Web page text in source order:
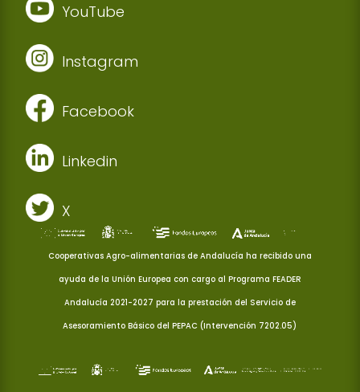
YouTube
Instagram
Facebook
Linkedin
X
Cooperativas Agro-alimentarias de Andalucía ha recibido una
ayuda de la Unión Europea con cargo al Programa FEADER
Andalucía 2021-2027 para la prestación del Servicio de
Asesoramiento Básico del PEPAC (Intervención 7202.05)